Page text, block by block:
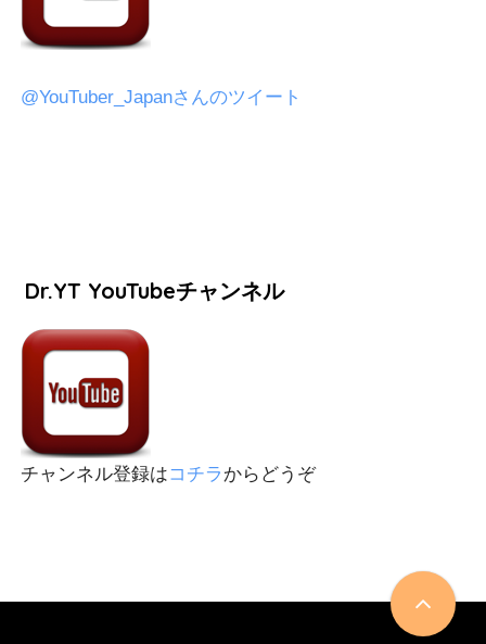
@YouTuber_Japanさんのツイート
Dr.YT YouTubeチャンネル
チャンネル登録はコチラ からどうぞ